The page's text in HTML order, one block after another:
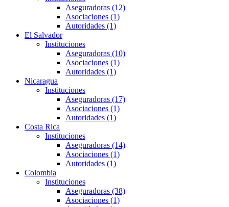
Aseguradoras (12)
Asociaciones (1)
Autoridades (1)
El Salvador
Instituciones
Aseguradoras (10)
Asociaciones (1)
Autoridades (1)
Nicaragua
Instituciones
Aseguradoras (17)
Asociaciones (1)
Autoridades (1)
Costa Rica
Instituciones
Aseguradoras (14)
Asociaciones (1)
Autoridades (1)
Colombia
Instituciones
Aseguradoras (38)
Asociaciones (1)